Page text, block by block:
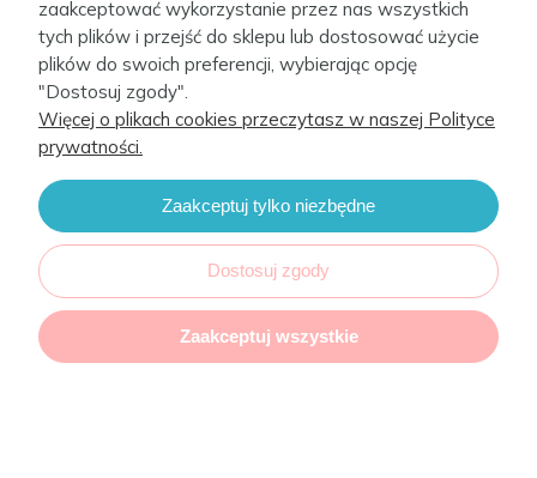
89,00 zł
zaakceptować wykorzystanie przez nas wszystkich
tych plików i przejść do sklepu lub dostosować użycie
plików do swoich preferencji, wybierając opcję
"Dostosuj zgody".
Więcej o plikach cookies przeczytasz w naszej Polityce
prywatności.
Zaakceptuj tylko niezbędne
Dostosuj zgody
Zaakceptuj wszystkie